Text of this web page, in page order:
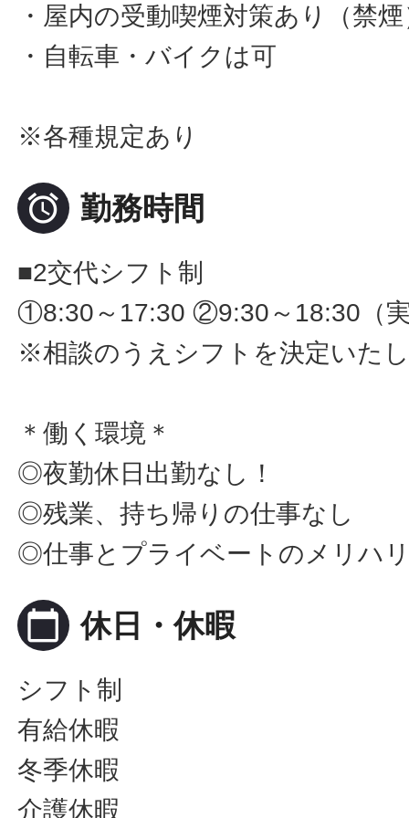
・屋内の受動喫煙対策あり（禁
・自転車・バイクは可
※各種規定あり
 勤務時間
■2交代シフト制
①8:30～17:30 ②9:30～18:30（
※相談のうえシフトを決定いた
＊働く環境＊
◎夜勤休日出勤なし！
◎残業、持ち帰りの仕事なし
◎仕事とプライベートのメリハ
calendar_today 休日・休暇
シフト制
有給休暇
冬季休暇
介護休暇